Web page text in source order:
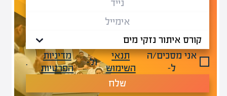
אני מסכים/ה
ל-
תנאי
השימוש
ול-
מדיניות
הפרטיות
.
שלח